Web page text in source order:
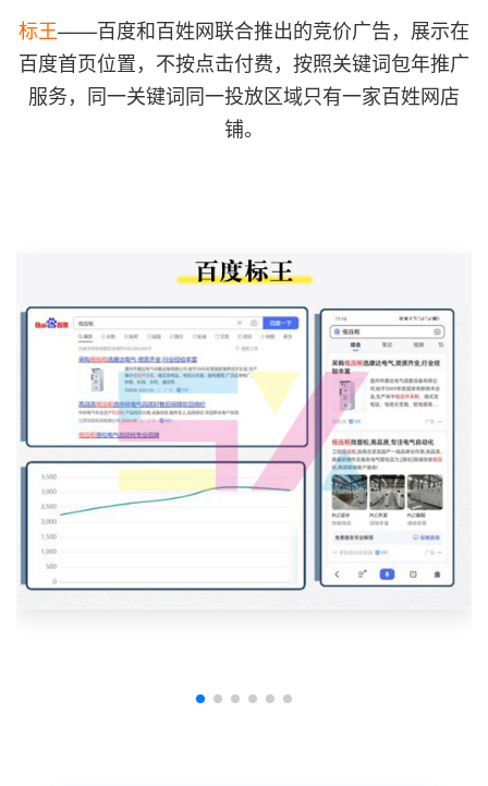
标王——百度和百姓网联合推出的竞价广告，展示在
百度首页位置，不按点击付费，按照关键词包年推广
服务，同一关键词同一投放区域只有一家百姓网店
铺。